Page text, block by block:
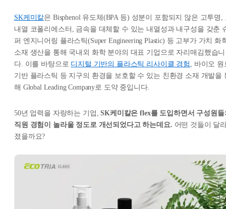
SK케미칼은 Bisphenol 유도체(BPA 등) 성분이 포함되지 않은 고투명,
내열 코폴리에스터, 금속을 대체할 수 있는 내열성과 내구성을 갖춘
퍼 엔지니어링 플라스틱(Super Engineering Plastic) 등 고부가 가치 화
소재 생산을 통해 국내외 화학 분야의 대표 기업으로 자리매김했습니
다. 이를 바탕으로 디지털 기반의 플라스틱 리사이클 경험
, 바이오 원
기반 플라스틱 등 지구의 환경을 보호할 수 있는 친환경 소재 개발을
해 Global Leading Company로 도약 중입니다.
50년 업력을 자랑하는 기업,SK케미칼은 flex를 도입하면서 구성원들
직원 경험이 놀라울 정도로 개선되었다고 하는데요. 어떤 것들이 달
졌을까요?